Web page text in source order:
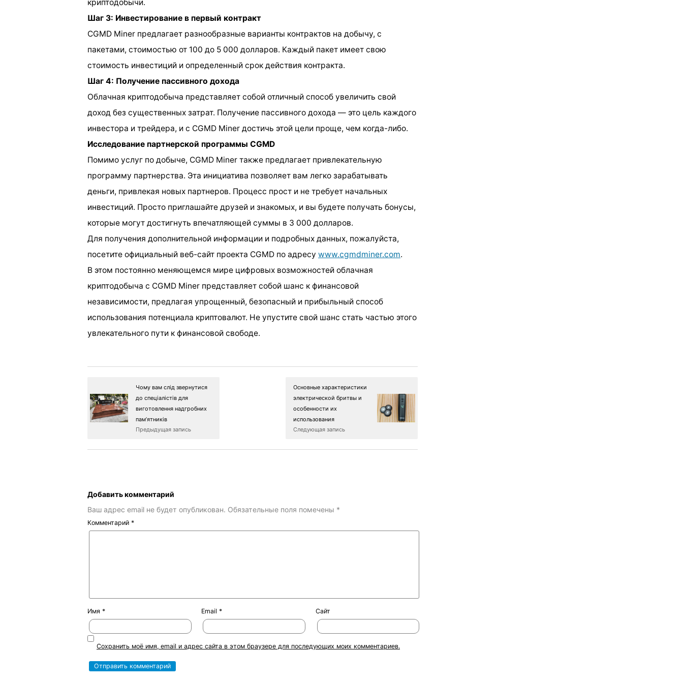
криптодобычи.
Шаг 3: Инвестирование в первый контракт
CGMD Miner предлагает разнообразные варианты контрактов на добычу, с
пакетами, стоимостью от 100 до 5 000 долларов. Каждый пакет имеет свою
стоимость инвестиций и определенный срок действия контракта.
Шаг 4: Получение пассивного дохода
Облачная криптодобыча представляет собой отличный способ увеличить свой
доход без существенных затрат. Получение пассивного дохода — это цель каждого
инвестора и трейдера, и с CGMD Miner достичь этой цели проще, чем когда-либо.
Исследование партнерской программы CGMD
Помимо услуг по добыче, CGMD Miner также предлагает привлекательную
программу партнерства. Эта инициатива позволяет вам легко зарабатывать
деньги, привлекая новых партнеров. Процесс прост и не требует начальных
инвестиций. Просто приглашайте друзей и знакомых, и вы будете получать бонусы,
которые могут достигнуть впечатляющей суммы в 3 000 долларов.
Для получения дополнительной информации и подробных данных, пожалуйста,
посетите официальный веб-сайт проекта CGMD по адресу www.cgmdminer.com.
В этом постоянно меняющемся мире цифровых возможностей облачная
криптодобыча с CGMD Miner представляет собой шанс к финансовой
независимости, предлагая упрощенный, безопасный и прибыльный способ
использования потенциала криптовалют. Не упустите свой шанс стать частью этого
увлекательного пути к финансовой свободе.
Чому вам слід звернутися
до спеціалістів для
виготовлення надгробних
пам’ятників
Предыдущая запись
Основные характеристики
электрической бритвы и
особенности их
использования
Следующая запись
Добавить комментарий
Ваш адрес email не будет опубликован. Обязательные поля помечены *
Комментарий *
Имя * Email* Сайт
Сохранить моё имя, email и адрес сайта в этом браузере для последующих моих комментариев.